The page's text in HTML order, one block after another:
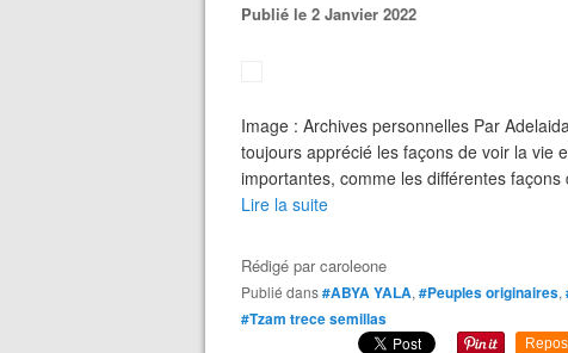
Publié le 2 Janvier 2022
Image : Archives personnelles Par
toujours apprécié les façons de voir la vie
importantes, comme les différentes
Lire la suite
Rédigé parcaroleone
Publié dans#ABYA YALA, #Peuples originaires,
#Tzam trece semillas